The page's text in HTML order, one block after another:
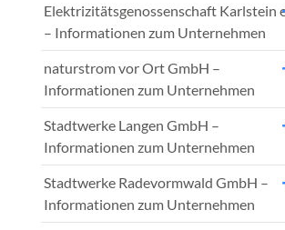
Elektrizitätsgenossenschaft Karlstein
– Informationen zum Unternehmen
naturstrom vor Ort GmbH –
Informationen zum Unternehmen
Stadtwerke Langen GmbH –
Informationen zum Unternehmen
Stadtwerke Radevormwald GmbH –
Informationen zum Unternehmen